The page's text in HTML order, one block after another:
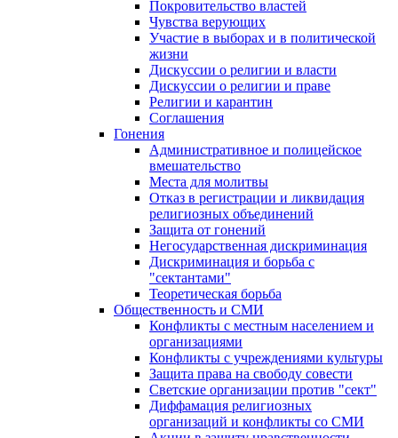
Покровительство властей
Чувства верующих
Участие в выборах и в политической
жизни
Дискуссии о религии и власти
Дискуссии о религии и праве
Религии и карантин
Соглашения
Гонения
Административное и полицейское
вмешательство
Места для молитвы
Отказ в регистрации и ликвидация
религиозных объединений
Защита от гонений
Негосударственная дискриминация
Дискриминация и борьба с
"сектантами"
Теоретическая борьба
Общественность и СМИ
Конфликты с местным населением и
организациями
Конфликты с учреждениями культуры
Защита права на свободу совести
Светские организации против "сект"
Диффамация религиозных
организаций и конфликты со СМИ